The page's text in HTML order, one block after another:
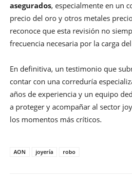
asegurados, especialmente en un
precio del oro y otros metales
reconoce que esta revisión no
frecuencia necesaria por la carga
En definitiva, un testimonio que
contar con una correduría
años de experiencia y un equipo
a proteger y acompañar al sector
los momentos más críticos.
AON joyería robo